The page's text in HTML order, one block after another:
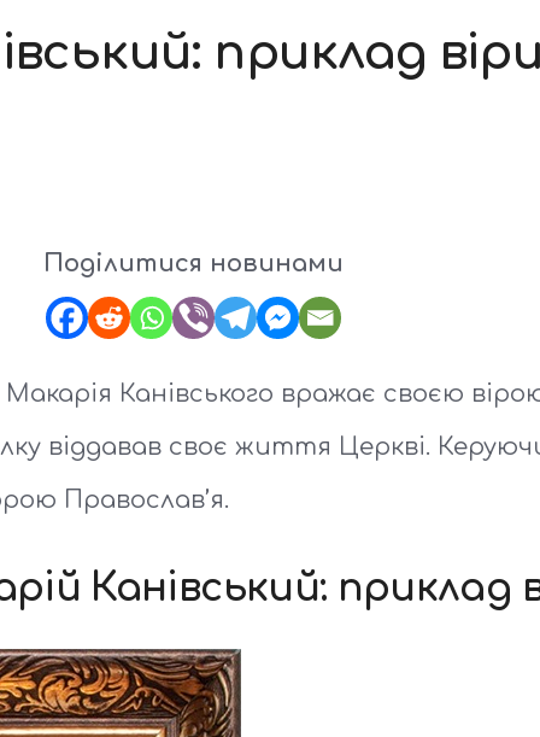
приклад віри
Поділитися новинами
Канівського вражає своєю
віддавав своє життя Церкві.
Православ’я.
Канівський: приклад